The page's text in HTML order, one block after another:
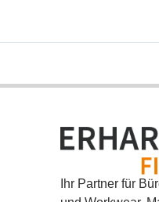
Ihr Partner für